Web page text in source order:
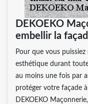
DEKOEKO
embellir la
Pour que vous
esthétique durant
au moins une fois par
protéger votre façade
DEKOEKO